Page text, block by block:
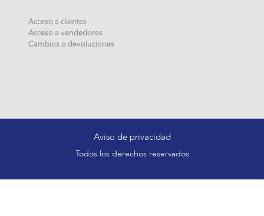
Acceso a clientes
Acceso a vendedores
Cambios o devoluciones
Aviso de privacidad
Todos los derechos reservados